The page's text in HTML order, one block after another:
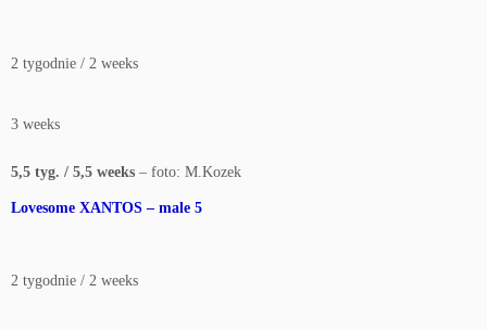
2 tygodnie / 2 weeks
3 weeks
5,5 tyg. / 5,5 weeks – foto: M.Kozek
Lovesome XANTOS – male 5
2 tygodnie / 2 weeks